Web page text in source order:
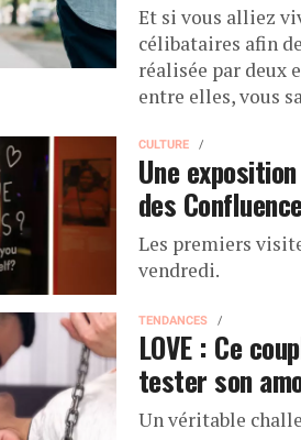
Et si vous alliez
célibataires afin
réalisée par deux
entre elles, vous
CULTURE
Une
des
Les premiers
vendredi.
TENDANCES
LOVE : Ce
tester son
Un véritable